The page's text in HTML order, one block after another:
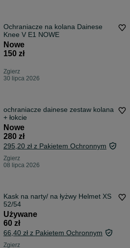
Ochraniacze na kolana Dainese
Knee V E1 NOWE
Nowe
150 zł
Zgierz
30 lipca 2026
ochraniacze dainese zestaw kolana
+ łokcie
Nowe
280 zł
295,20 zł z Pakietem Ochronnym
Zgierz
08 lipca 2026
Kask na narty/ na łyżwy Helmet XS
52/54
Używane
60 zł
66,40 zł z Pakietem Ochronnym
Zgierz